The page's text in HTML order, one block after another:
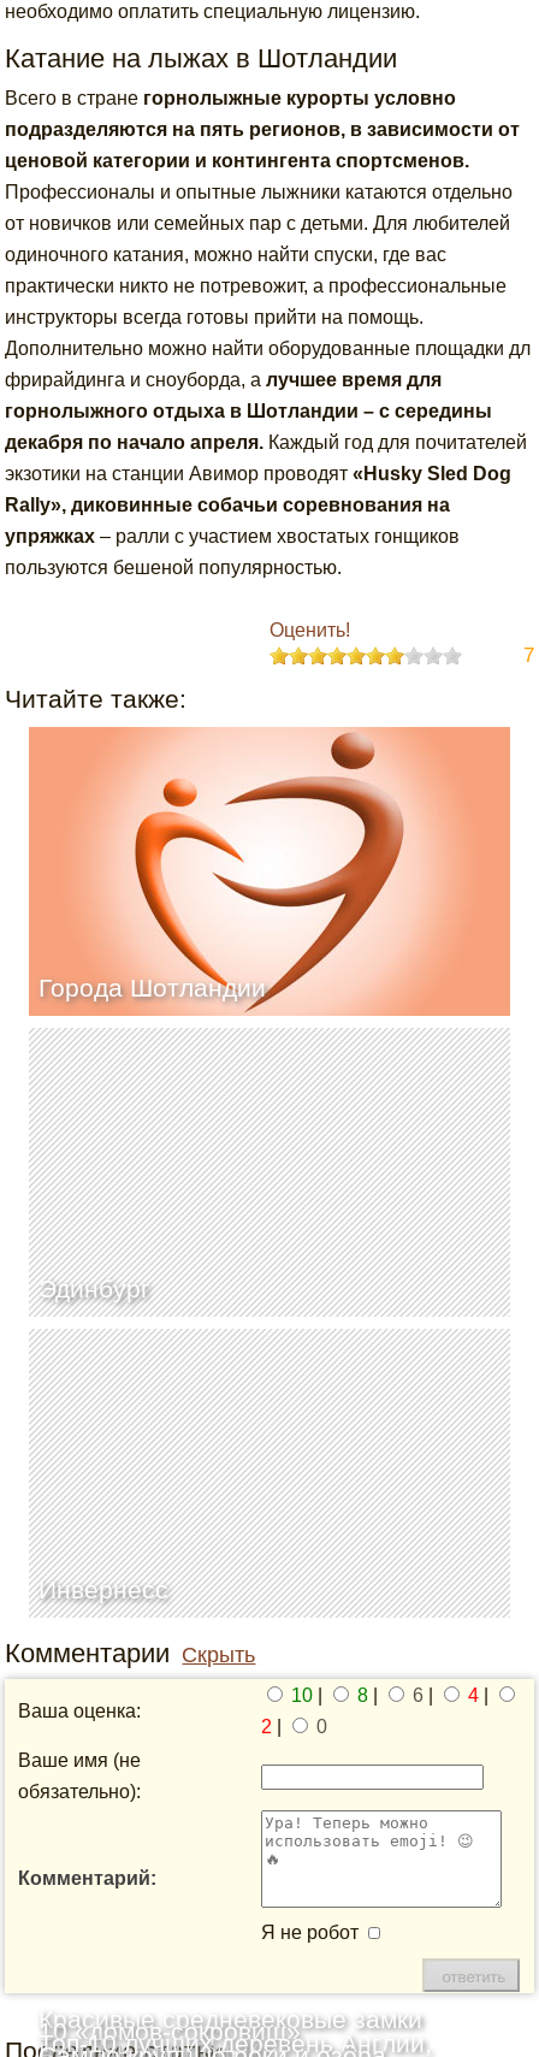
необходимо оплатить специальную лицензию.
Катание на лыжах в Шотландии
Всего в стране горнолыжные курорты условно
подразделяются на пять регионов, в зависимости от
ценовой категории и контингента спортсменов.
Профессионалы и опытные лыжники катаются отдельно
от новичков или семейных пар с детьми. Для любителей
одиночного катания, можно найти спуски, где вас
практически никто не потревожит, а профессиональные
инструкторы всегда готовы прийти на помощь.
Дополнительно можно найти оборудованные площадки дл
фрирайдинга и сноуборда, а лучшее время для
горнолыжного отдыха в Шотландии – с середины
декабря по начало апреля. Каждый год для почитателей
экзотики на станции Авимор проводят«Husky Sled Dog
Rally», диковинные собачьи соревнования на
упряжках – ралли с участием хвостатых гонщиков
пользуются бешеной популярностью.
Оценить!
7
Читайте также:
Города Шотландии
Эдинбург
Инвернесс
Комментарии Скрыть
Ваша оценка:
10 8 6 4
2
0
Ваше имя (не
обязательно):
Комментарий:
Я не робот
Последние статьи
Красивые средневековые замки
Шотландии: Топ-10
10 «домов-сокровищ»
Топ-10 лучших деревень Англии,